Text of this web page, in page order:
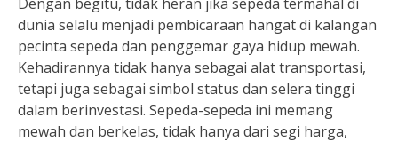
dunia selalu menjadi pembicaraan hangat di kalangan
pecinta sepeda dan penggemar gaya hidup mewah.
Kehadirannya tidak hanya sebagai alat transportasi,
tetapi juga sebagai simbol status dan selera tinggi
dalam berinvestasi. Sepeda-sepeda ini memang
mewah dan berkelas, tidak hanya dari segi harga,